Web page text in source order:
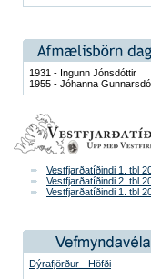
1931 - Ingunn Jónsdóttir
1955 - Jóhanna
Vestfjarðatíðindi 1. tbl
Vestfjarðatíðindi 2. tbl
Vestfjarðatíðindi 1. tbl
Dýrafjörður - Höfði